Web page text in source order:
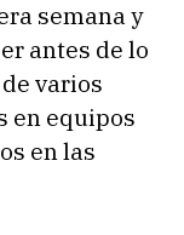
semana y
antes de lo
varios
en equipos
en las